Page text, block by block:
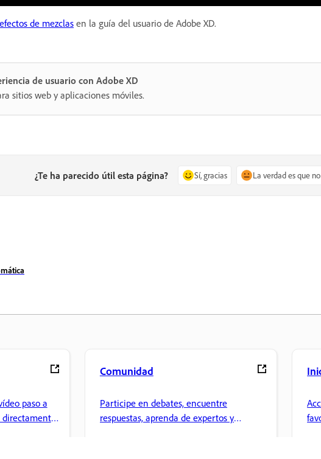
de mezclas en la guía del usuario de Adobe XD.
de usuario con Adobe XD
sitios web y aplicaciones móviles.
¿Te ha parecido útil esta página? Sí, gracias La verdad es que no
paso a
directamente
Comunidad
Participe en debates, encuentre
respuestas, aprenda de expertos y